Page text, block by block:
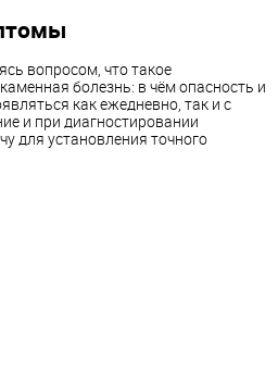
вопросом, что такое
болезнь: в чём опасность и
как ежедневно, так и с
и при диагностировании
для установления точного